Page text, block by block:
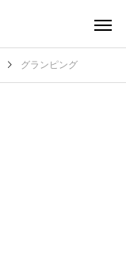
グランピング